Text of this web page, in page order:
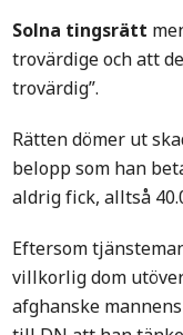
Solna tingsrätt
trovärdige och att
trovärdig”.
Rätten dömer ut
belopp som han
aldrig fick, alltså
Eftersom
villkorlig dom
afghanske